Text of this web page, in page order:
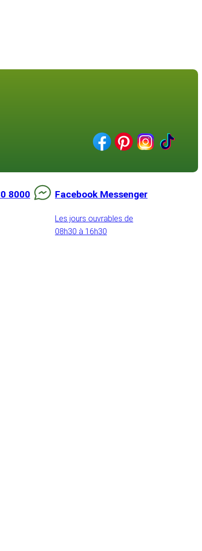
8000 Facebook Messenger
Les jours ouvrables de
08h30 à 16h30